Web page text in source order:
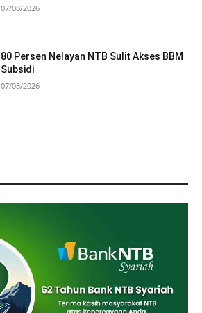
07/08/2026
80 Persen Nelayan NTB Sulit Akses BBM
Subsidi
07/08/2026